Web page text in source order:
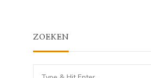
ZOEKEN
Looking